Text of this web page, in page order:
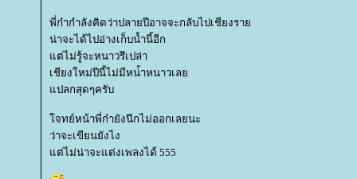
พี่ก๋ากำลังคิดว่าปลายปีอาจจะกลับไปเชียงรา
น่าจะได้ไปอ่างเก็บน้ำนี้อีก
ต่ไม่รู้จะหนาวรึเปล่า
เชียงใหม่ปีนี้ไม่มีหน่้าหนาวเล
ปลกสุดๆครับ
จทย์หน้าพี่ก๋ายังนึกไม่ออกเลยนะ
ว่าจะเขียนยังไง
ต่ไม่น่าจะแต่งเพลงได้ 555